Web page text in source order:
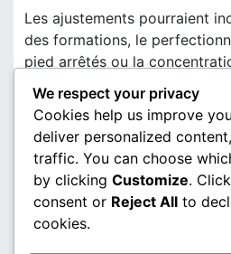
Les ajustements pourraient
des formations, le
pied arrêtés ou la
tactiquement est essentielle
football international, surtout
compétitif.
Réactions des
Les réactions des fans au
We respect your privacy
Cookies help us improve
deliver personalized
traffic. You can choose
by clicking Customize. Click
consent or Reject All to
cookies.